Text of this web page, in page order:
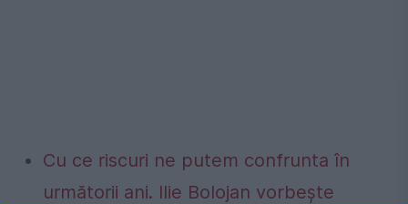
Cu ce riscuri ne putem confrunta în
următorii ani. Ilie Bolojan vorbește